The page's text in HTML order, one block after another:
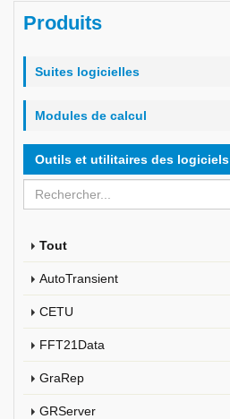
Produits
Suites logicielles
Modules de calcul
Outils et utilitaires des logiciels
Tout
AutoTransient
CETU
FFT21Data
GraRep
GRServer